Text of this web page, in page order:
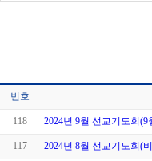
번호
118 2024년 9월 선교기도회
117 2024년 8월 선교기도회(